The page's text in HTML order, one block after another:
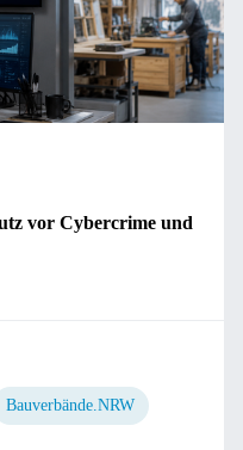
vor Cybercrime und
Bauverbände.NRW